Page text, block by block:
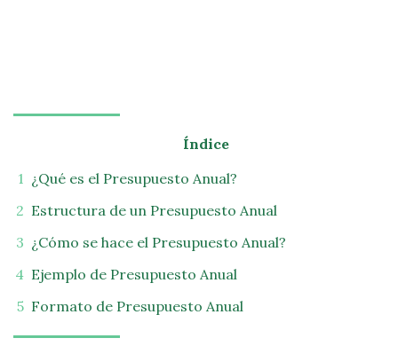
Índice
¿Qué es el Presupuesto Anual?
Estructura de un Presupuesto Anual
¿Cómo se hace el Presupuesto Anual?
Ejemplo de Presupuesto Anual
Formato de Presupuesto Anual